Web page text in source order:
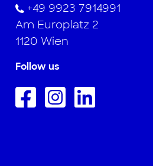
+49 9923 7914991
Am Europlatz 2
1120 Wien
Follow us